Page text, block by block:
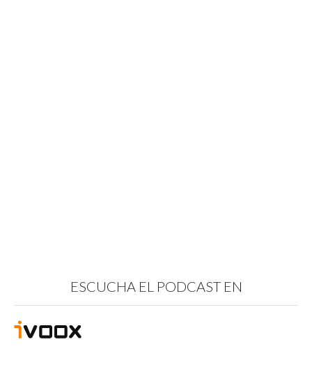
ESCUCHA EL PODCAST EN